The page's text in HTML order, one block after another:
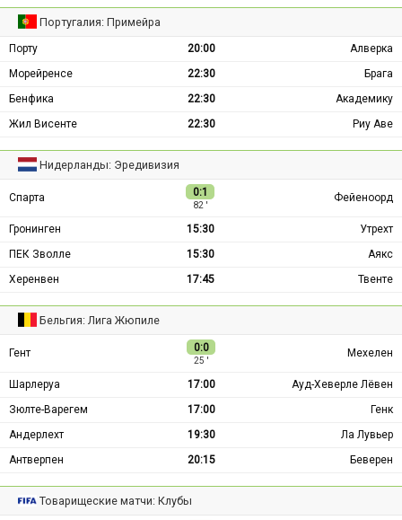
Португалия: Примейра
Порту 20:00
Алверка
Морейренсе
22:30
Брага
Бенфика
22:30
Академику
Жил Висенте
22:30 Риу Аве
Нидерланды: Эредивизия
Спарта 0:1
82 ′
Фейеноорд
Гронинген 15:30
Утрехт
ПЕК Зволле
15:30
Аякс
Херенвен
17:45 Твенте
Бельгия: Лига Жюпиле
Гент 0:0
25 ′
Мехелен
Шарлеруа 17:00
Ауд-Хеверле Лёвен
Зюлте-Варегем
17:00
Генк
Андерлехт
19:30
Ла Лувьер
Антверпен
20:15 Беверен
Товарищеские матчи: Клубы